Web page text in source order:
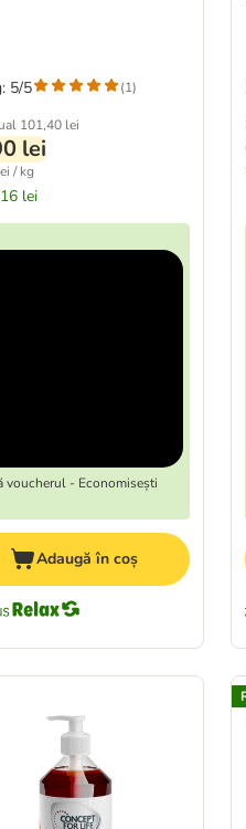
101,40 lei
lei
/ kg
lei
voucherul - Economisești
5/5 (1)
Adaugă în coș